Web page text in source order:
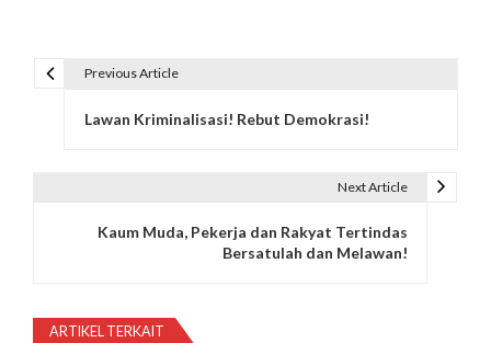
Previous Article
Lawan Kriminalisasi! Rebut Demokrasi!
Next Article
Kaum Muda, Pekerja dan Rakyat Tertindas
Bersatulah dan Melawan!
ARTIKEL TERKAIT